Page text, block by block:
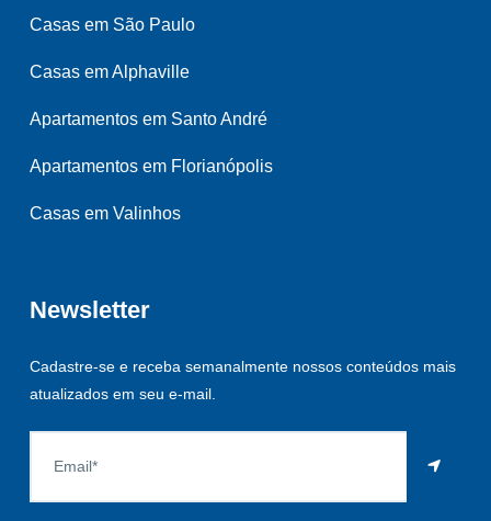
Casas em São Paulo
Casas em Alphaville
Apartamentos em Santo André
Apartamentos em Florianópolis
Casas em Valinhos
Newsletter
Cadastre-se e receba semanalmente nossos conteúdos mais
atualizados em seu e-mail.